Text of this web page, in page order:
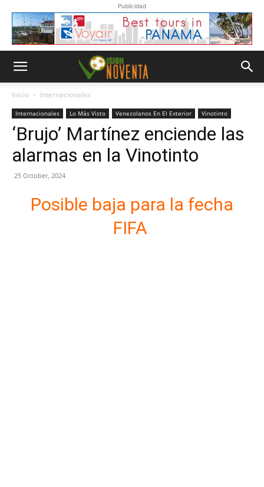
Publicidad
Inicio Internacionales
Internacionales Lo Más Visto Venezolanos En El Exterior Vinotinto
‘Brujo’ Martínez enciende las
alarmas en la Vinotinto
25 October, 2024
Posible baja para la fecha
FIFA